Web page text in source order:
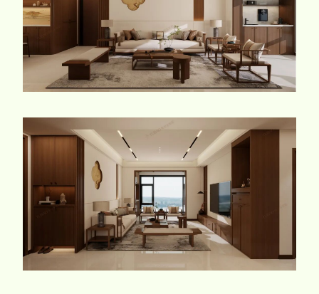
公司治理
互动交流